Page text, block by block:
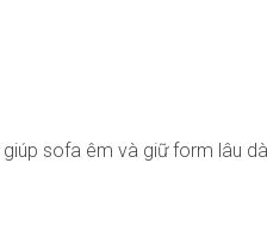
sofa êm và giữ form lâu